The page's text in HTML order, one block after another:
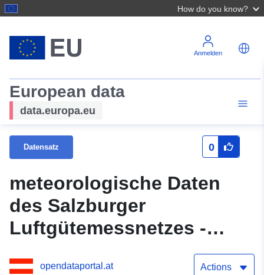
How do you know?
Anmelden
European data
data.europa.eu
Datensatz 0
meteorologische Daten
des Salzburger
Luftgütemessnetzes -
opendataportal.at Actions